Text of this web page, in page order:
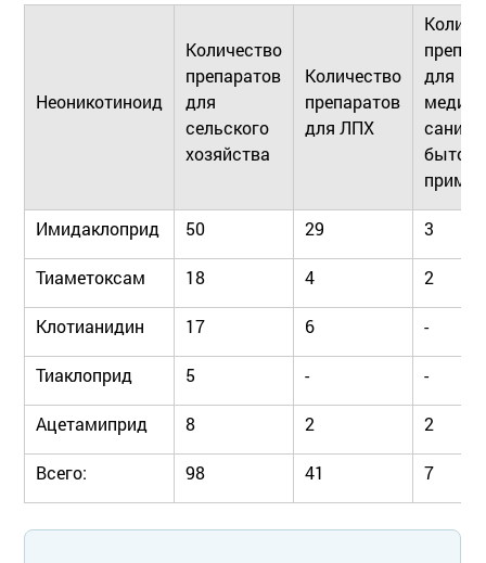
Неоникотиноид
Количество
препаратов
для
сельского
хозяйства
Количество
препаратов
для ЛПХ
для
Имидаклоприд 50 29 3
Тиаметоксам 18 4 2
Клотианидин 17 6 -
Тиаклоприд 5 - -
Ацетамиприд 8 2 2
Всего: 98 41 7